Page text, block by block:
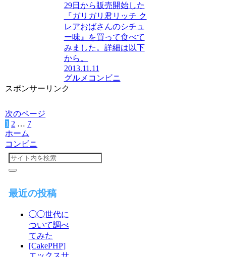
29日から販売開始した
『ガリガリ君リッチ ク
レアおばさんのシチュ
ー味』を買って食べて
みました。詳細は以下
から。
2013.11.11
グルメ コンビニ
スポンサーリンク
次のページ
1 2 … 7次
ホーム
コンビニ
最近の投稿
◯◯世代に
ついて調べ
てみた
[CakePHP]
エックスサ